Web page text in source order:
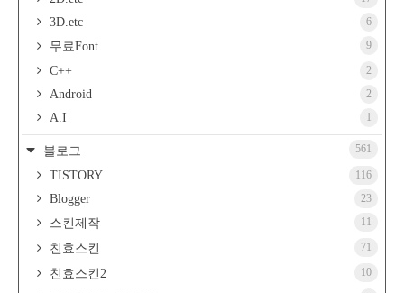
3D.etc 6
무료Font 9
C++ 2
Android 2
A.I 1
블로그 561
TISTORY 116
Blogger 23
스킨제작 11
친효스킨 71
친효스킨2 10